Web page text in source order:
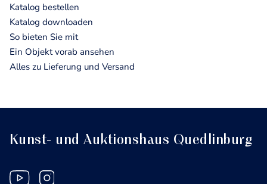
Katalog bestellen
Katalog downloaden
So bieten Sie mit
Ein Objekt vorab ansehen
Alles zu Lieferung und Versand
Kunst- und Auktionshaus Quedlinburg